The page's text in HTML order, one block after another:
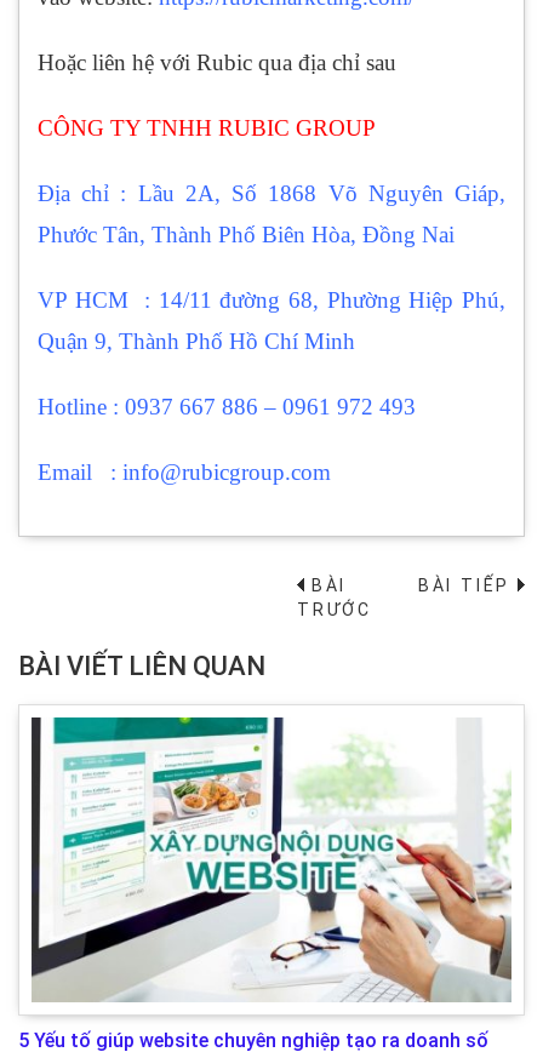
Hoặc liên hệ với Rubic qua địa chỉ sau
CÔNG TY TNHH RUBIC GROUP
Địa chỉ : Lầu 2A, Số 1868 Võ Nguyên Giáp,
Phước Tân, Thành Phố Biên Hòa, Đồng Nai
VP HCM : 14/11 đường 68, Phường Hiệp Phú,
Quận 9, Thành Phố Hồ Chí Minh
Hotline : 0937 667 886 – 0961 972 493
Email : info@rubicgroup.com
BÀI
TRƯỚC
BÀI TIẾP→
BÀI VIẾT LIÊN QUAN
5 Yếu tố giúp website chuyên nghiệp tạo ra doanh số